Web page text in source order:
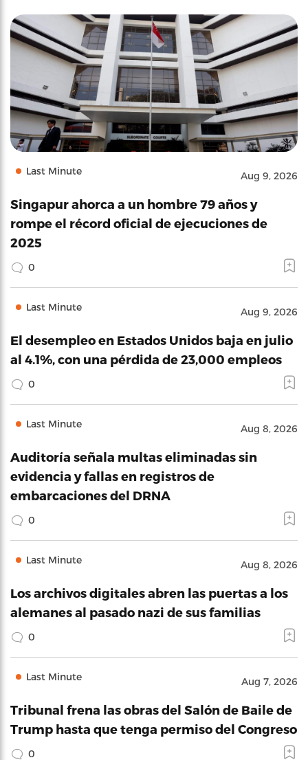
Last Minute Aug 9, 2026
Singapur ahorca a un hombre 79 años y
rompe el récord oficial de ejecuciones de
2025
0
Last Minute Aug 9, 2026
El desempleo en Estados Unidos baja en julio
al 4.1%, con una pérdida de 23,000 empleos
0
Last Minute Aug 8, 2026
Auditoría señala multas eliminadas sin
evidencia y fallas en registros de
embarcaciones del DRNA
0
Last Minute Aug 8, 2026
Los archivos digitales abren las puertas a los
alemanes al pasado nazi de sus familias
0
Last Minute Aug 7, 2026
Tribunal frena las obras del Salón de Baile de
Trump hasta que tenga permiso del Congreso
0